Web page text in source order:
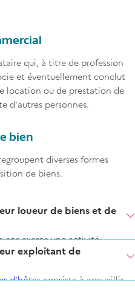
qui, à titre de profession
et éventuellement conclut
location ou de prestation de
d'autres personnes.
bien
diverses formes
de biens.
loueur de biens et de
exerce une activité
rémunération, des biens
Ces biens peuvent être variés
événementiel, matériel
exploitant de
d’hôtesconsiste à accueillir